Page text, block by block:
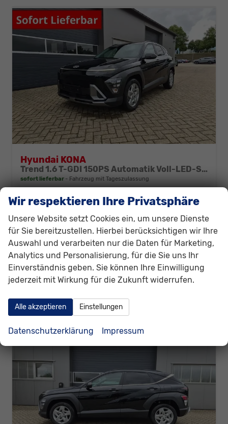
Hyundai KONA
Trend 1.6 T-GDI 150PS Automatik Voll-LED-Scheinw. Sitzheizung Lenkradheizung ACC Klimaautomatik Navi Touchscreen DAB+ Apple CarPlay + Android Auto PDC v+h Rückf.Kamera 2xKeyless 17-LM
sofort lieferbar Fahrzeug mit Tageszulassung
Fahrzeugnr. 312463 Getriebe
Automatik
2 km
28.130,– €
incl. 19% MwSt.
Details
Verbrauch kombiniert:6,40 l/100km
CO -Emissionen:145,00 g/km
Wir respektieren Ihre Privatsphäre
Unsere Website setzt Cookies ein, um unsere Dienste
für Sie bereitzustellen. Hierbei berücksichtigen wir Ihre
Auswahl und verarbeiten nur die Daten für Marketing,
Analytics und Personalisierung, für die Sie uns Ihr
Einverständnis geben. Sie können Ihre Einwilligung
jederzeit mit Wirkung für die Zukunft widerrufen.
Alle akzeptieren Einstellungen
Datenschutzerklärung Impressum